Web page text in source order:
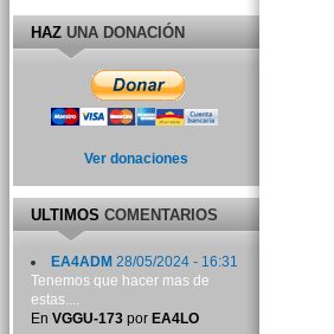
HAZUNA DONACIÓN
Ver donaciones
ULTIMOSCOMENTARIOS
EA4ADM 28/05/2024 - 16:31
Tenemos que hacer mas de
estas....
En VGGU-173por EA4LO